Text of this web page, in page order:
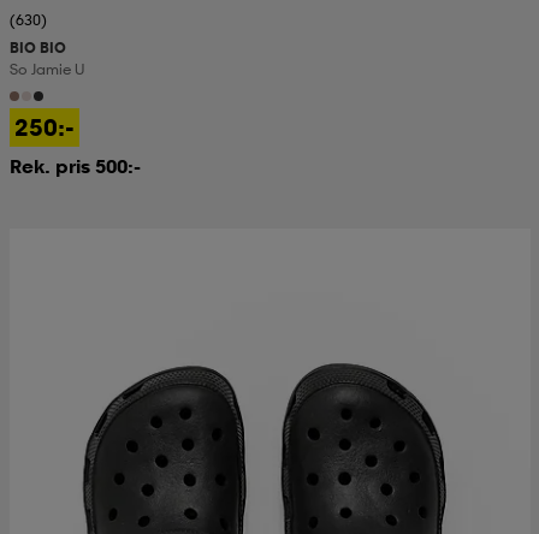
(630)
BIO BIO
So Jamie U
250:-
Rek. pris 500:-